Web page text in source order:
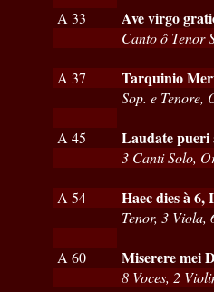
A 33 Ave virgo
Canto ô Tenor
A 37 Tarquinio
Sop. e Tenore,
A 45 Laudate pueri
3 Canti Solo,
A 54 Haec dies à
Tenor, 3 Viola,
A 60 Miserere mei
8 Voces, 2